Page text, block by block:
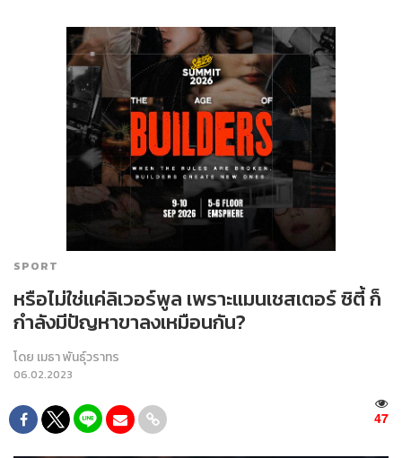
SPORT
หรือไม่ใช่แค่ลิเวอร์พูล เพราะแมนเชสเตอร์ ซิตี้ ก็
กำลังมีปัญหาขาลงเหมือนกัน?
โดย เมธา พันธุ์วราทร
06.02.2023
47